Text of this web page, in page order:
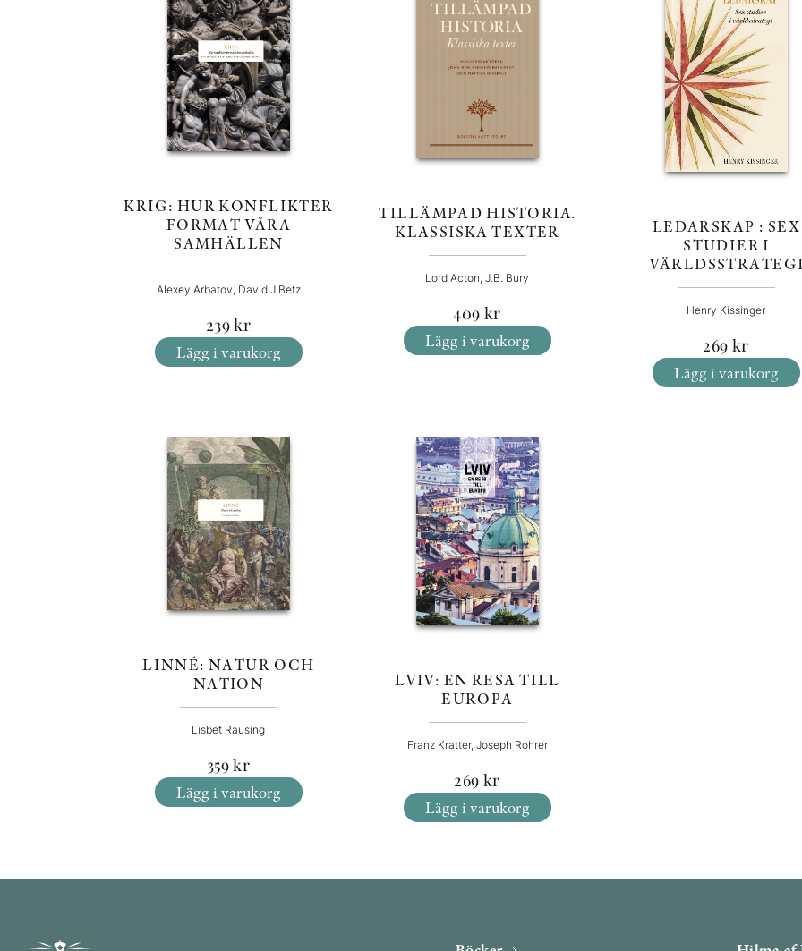
KRIG: HUR KONFLIKTER
FORMAT VÅRA
SAMHÄLLEN
Alexey Arbatov, David J Betz
239kr
Lägg i varukorg
TILLÄMPAD HISTORIA.
KLASSISKA TEXTER
Lord Acton, J.B. Bury
409 kr
Lägg i varukorg
LEDARSKAP : SEX
STUDIER I
Henry Kissinger
269 kr
Lägg i varukorg
LINNÉ: NATUR OCH
NATION
Lisbet Rausing
359kr
Lägg i varukorg
LVIV: EN RESA TILL
EUROPA
Franz Kratter, Joseph Rohrer
269 kr
Lägg i varukorg